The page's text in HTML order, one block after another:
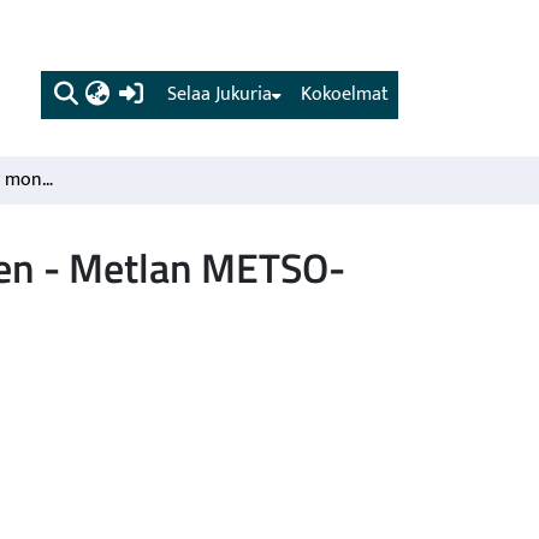
(current) Kokoelmat
Selaa Jukuria
Etelä-Suomen metsien monimuotoisuuden turvaaminen - Metlan METSO-tutkimuksen 2009 -2012 loppuraportti
- Metlan METSO-